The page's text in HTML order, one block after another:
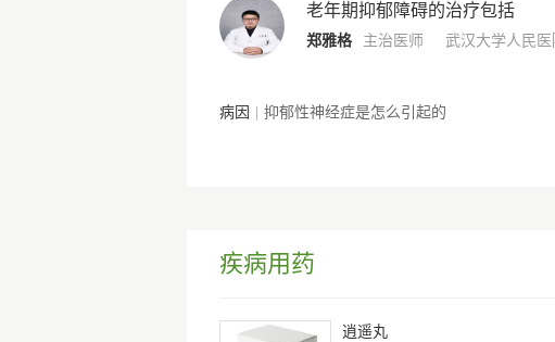
老年期抑郁障碍的治疗包括
郑雅格 主治医师 武汉大学人民医
病因 抑郁性神经症是怎么引起的
疾病用药
逍遥丸